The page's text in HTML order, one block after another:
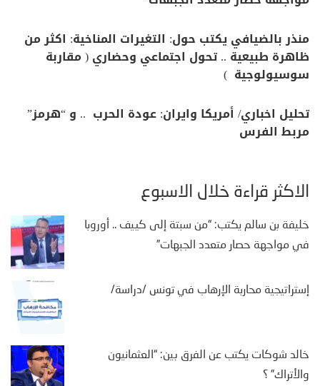
منذر بالضيافي يكتب حول: التغيرات المناخية: اكثر من
ظاهرة طبيعية .. تحول اجتماعي وحضاري ( مقاربة
سوسيولوجية )
تحليل اخباري/ أمريكا وايران: عودة الحرب .. و “هرمز”
مربط الفرس
الأكثر قراءة خلال الأسبوع
خليفة بن سالم يكتب: “من سبتة إلى كييف .. أوروبا
في مواجهة حصار متعدد الجبهات”
إستراتيجية محاربة الإرهاب في تونس /دراسة/
خالد شوكات يكتب عن الفرق بين: “العثمانيون
والأتراك” ؟